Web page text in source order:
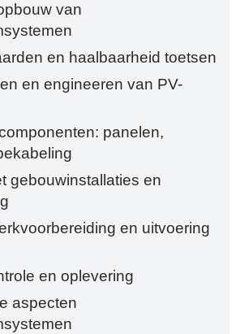
van
en haalbaarheid toetsen
en engineeren van PV-
panelen,
gebouwinstallaties en
en uitvoering
en oplevering
aspecten